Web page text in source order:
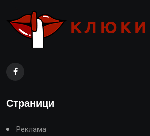
Страници
Реклама